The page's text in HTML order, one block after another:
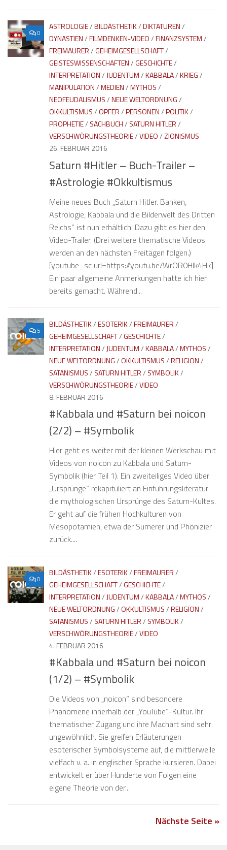
0
ASTROLOGIE/BILDÄSTHETIK/DIKTATUREN/
DYNASTIEN/FILMDENKEN-VIDEO/FINANZSYSTEM/
FREIMAURER/GEHEIMGESELLSCHAFT/
GEISTESWISSENSCHAFTEN/GESCHICHTE/
INTERPRETATION/JUDENTUM/KABBALA/KRIEG/
MANIPULATION/MEDIEN/MYTHOS/
NEOFEUDALISMUS/NEUE WELTORDNUNG/
OKKULTISMUS/OPFER/PERSONEN/POLITIK/
PROPHETIE/ SACHBUCH/ SATURN HITLER/
VERSCHWÖRUNGSTHEORIE/VIDEO/ZIONISMUS
26. FEBRUAR 2016
Saturn #Hitler – Buch-Trailer –
#Astrologie #Okkultismus
Meine neues Buch „Saturn Hitler. Banken,
Astrologie, Kabbala und die Bilderwelt des Dritten
Reichs“ ist nun erhältlich. Dazu gibt es hier den
Video-Trailer. (Drei weitere thematische Videos
werden an den nächsten Freitagen folgen.)
[youtube_sc url=https://youtu.be/WrOR0Hlk4Hk]
Ein paar allgemeine Anmerkungen hatte ich hier
bereits gemacht. Während...
5
BILDÄSTHETIK/ESOTERIK/FREIMAURER/
GEHEIMGESELLSCHAFT/GESCHICHTE/
INTERPRETATION/ JUDENTUM/KABBALA/MYTHOS/
NEUE WELTORDNUNG/OKKULTISMUS/RELIGION/
SATANISMUS/ SATURN HITLER/ SYMBOLIK/
VERSCHWÖRUNGSTHEORIE/VIDEO
8. FEBRUAR 2016
#Kabbala und #Saturn bei noicon
(2/2) – #Symbolik
Hier geht es weiter mit der kleinen Werkschau mit
Videos von noicon zu Kabbala und Saturn-
Symbolik (hier Teil 1). Ein zweiteiliges Video über
„Ursprünge“ rekapituliert an Einführungsliteratur
die mythologischen Ursprünge des Saturn-Kultes.
Er geht auf die frühen Hochkulturen von
Mesopotamien, etwa der Sumerer und Phönizier
zurück....
0
BILDÄSTHETIK/ESOTERIK/FREIMAURER/
GEHEIMGESELLSCHAFT/GESCHICHTE/
INTERPRETATION/ JUDENTUM/KABBALA/MYTHOS/
NEUE WELTORDNUNG/OKKULTISMUS/RELIGION/
SATANISMUS/ SATURN HITLER/ SYMBOLIK/
VERSCHWÖRUNGSTHEORIE/VIDEO
4. FEBRUAR 2016
#Kabbala und #Saturn bei noicon
(1/2) – #Symbolik
Die Videos von „noicon“ sind besondere
Phänomene innerhalb der „YouTube“-Kultur. Ihr
thematischer Zugang und ihre Machart sind sehr
ungewöhnlich. Sie greifen Erläuterungen
esoterischer Symbolsysteme auf, die mittlerweile
vielfach v. a. in englischer Sprache kursieren. Dabei
entwickelt er über Hunderte von Folgen eine
eigene Theorie von der...
Nächste Seite »